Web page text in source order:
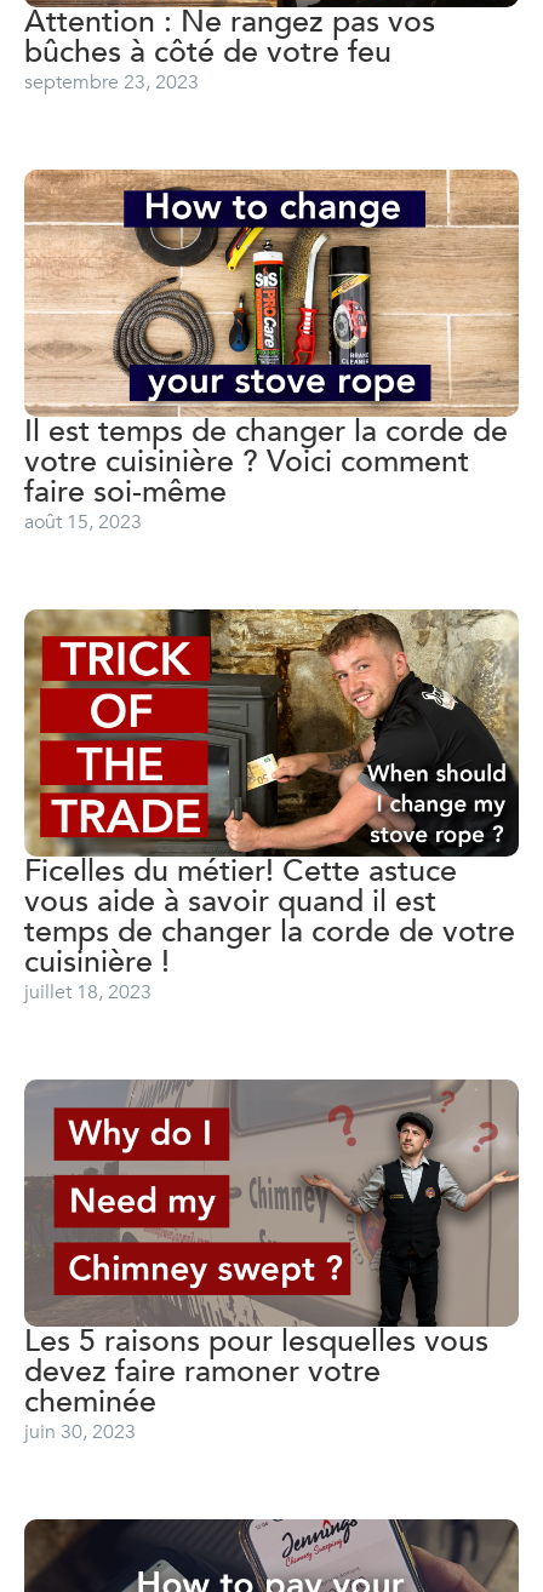
Attention : Ne rangez pas vos
bûches à côté de votre feu
septembre 23, 2023
Il est temps de changer la corde de
votre cuisinière ? Voici comment
faire soi-même
août 15, 2023
Ficelles du métier! Cette astuce
vous aide à savoir quand il est
temps de changer la corde de votre
cuisinière !
juillet 18, 2023
Les 5 raisons pour lesquelles vous
devez faire ramoner votre
cheminée
juin 30, 2023